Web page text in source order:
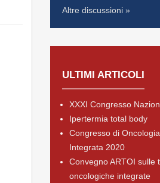
Altre discussioni »
ULTIMI ARTICOLI
XXXI Congresso
Ipertermia total body
Congresso di Oncologia
Integrata 2020
Convegno ARTOI sulle
oncologiche integrate